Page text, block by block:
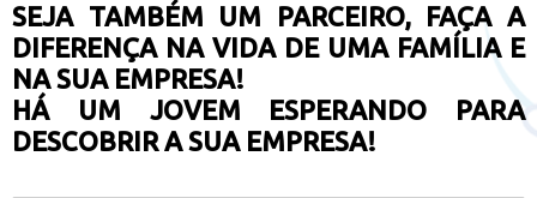
SEJA TAMBÉM UM PARCEIRO, FAÇA A
DIFERENÇA NA VIDA DE UMA FAMÍLIA E
NA SUA EMPRESA!
HÁ UM JOVEM ESPERANDO PARA
DESCOBRIR A SUA EMPRESA!